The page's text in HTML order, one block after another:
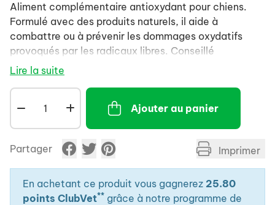
Aliment complémentaire antioxydant pour chiens.
Formulé avec des produits naturels, il aide à
combattre ou à prévenir les dommages oxydatifs
provoqués par les radicaux libres. Conseillé
notamment dans les cas suivants :
affectées par le vieillissement (diminution des cris
nocturnes, des mictions, des défécations
inappropriées, …,) ,
- Chiens exerçant une activité physique intense ,
- Chiens chez lesquels l'oxydation provoque une
réponse plus faible aux stimuli externes (diminution
de l'intéraction avec le propriétaire, de la
disponibilité à jouer, de la mobilité, …,) ,
Lire la suite
Ajouter au panier
Partager Imprimer
En achetant ce produit vous gagnerez 25.80
points ClubVet** grâce à notre programme de